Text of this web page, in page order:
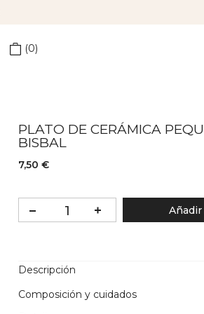
0
PLATO DE CERÁMICA
BISBAL
7,50 €
Descripción
Composición y cuidados